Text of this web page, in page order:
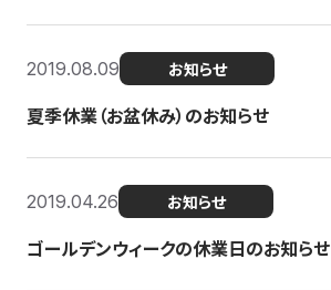
2019.08.09 お知らせ
夏季休業（お盆休み）のお知らせ
2019.04.26 お知らせ
ゴールデンウィークの休業日のお知らせ